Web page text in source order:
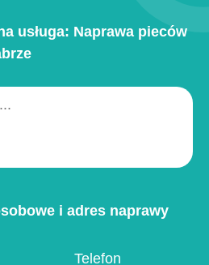
usługa: Naprawa pieców
i adres naprawy
Telefon